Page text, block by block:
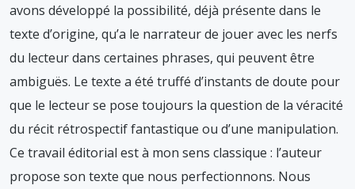
avons développé la possibilité, déjà présente dans le
texte d’origine, qu’a le narrateur de jouer avec les nerfs
du lecteur dans certaines phrases, qui peuvent être
ambiguës. Le texte a été truffé d’instants de doute pour
que le lecteur se pose toujours la question de la véracité
du récit rétrospectif fantastique ou d’une manipulation.
Ce travail éditorial est à mon sens classique : l’auteur
propose son texte que nous perfectionnons. Nous